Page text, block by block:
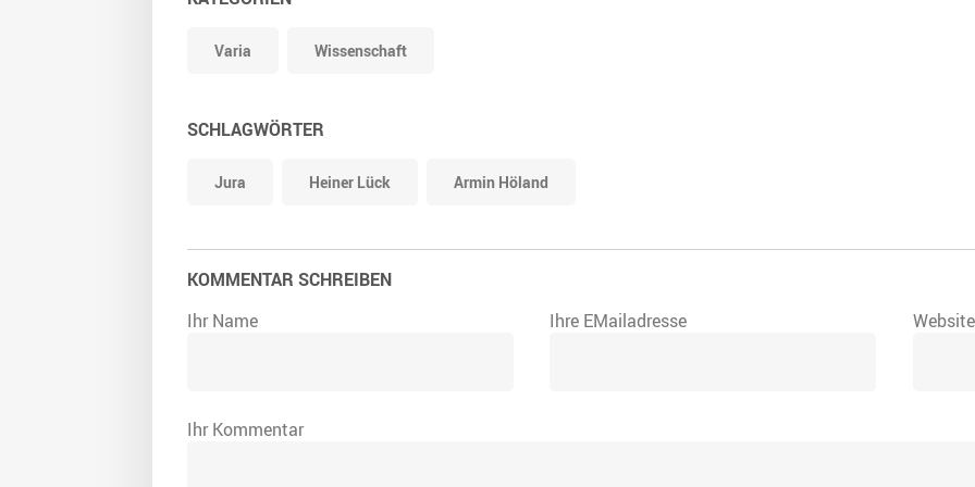
Varia Wissenschaft
SCHLAGWÖRTER
Jura Heiner Lück Armin Höland
KOMMENTAR SCHREIBEN
Ihr Name
Ihre EMailadresse
Ihr Kommentar